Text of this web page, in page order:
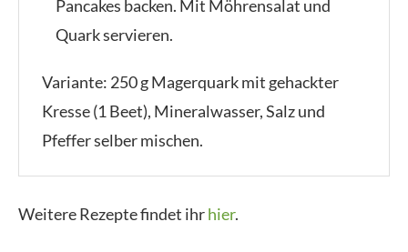
Pancakes backen. Mit Möhrensalat und
Quark servieren.
Variante: 250 g Magerquark mit gehackter
Kresse (1 Beet), Mineralwasser, Salz und
Pfeffer selber mischen.
Weitere Rezepte findet ihrhier.